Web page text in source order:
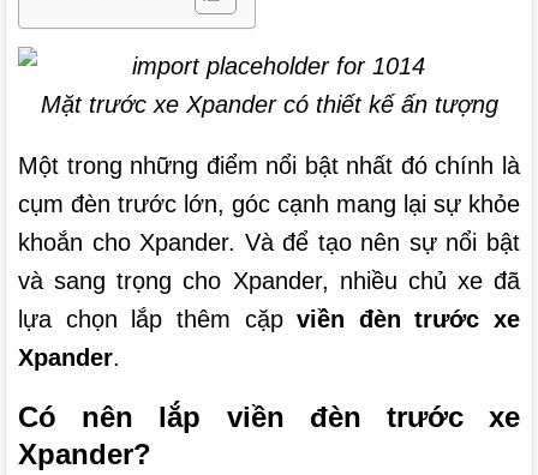
Mặt trước xe Xpander có thiết kế ấn tượng
Một trong những điểm nổi bật nhất đó chính là
cụm đèn trước lớn, góc cạnh mang lại sự khỏe
khoắn cho Xpander. Và để tạo nên sự nổi bật
và sang trọng cho Xpander, nhiều chủ xe đã
lựa chọn lắp thêm cặpviền đèn trước xe
Xpander.
Có nên lắp viền đèn trước xe
Xpander?